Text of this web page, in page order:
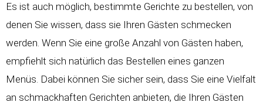
Es ist auch möglich, bestimmte Gerichte zu bestellen, von
denen Sie wissen, dass sie Ihren Gästen schmecken
werden. Wenn Sie eine große Anzahl von Gästen haben,
empfiehlt sich natürlich das Bestellen eines ganzen
Menüs. Dabei können Sie sicher sein, dass Sie eine Vielfalt
an schmackhaften Gerichten anbieten, die Ihren Gästen